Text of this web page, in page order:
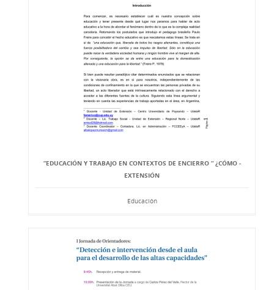
“EDUCACIÓN Y TRABAJO EN CONTEXTOS DE ENCIERRO “ ¿CÓMO -
EXTENSIÓN
Educación